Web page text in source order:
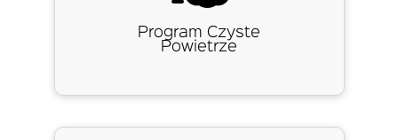
Program Czyste
Powietrze